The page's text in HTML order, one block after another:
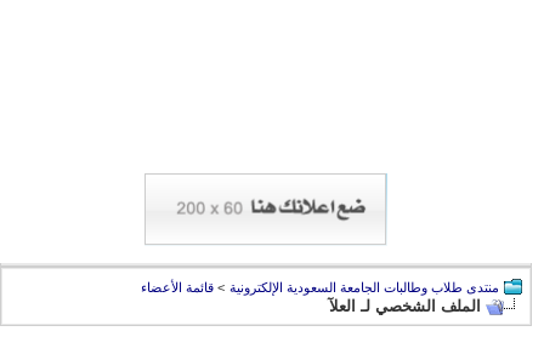
منتدى طلاب وطالبات الجامعة السعودية الإلكترونية > قائمة الأعضاء
الملف الشخصي لـ العلآ